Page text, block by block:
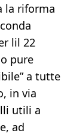
la riforma
lil 22
pure
a tutte
in via
utili a
ad